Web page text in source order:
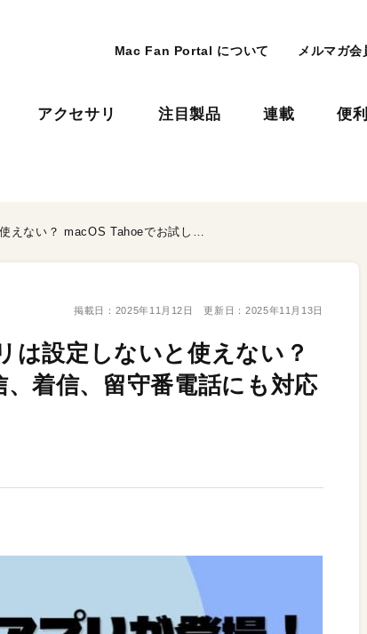
Mac Fan Portal について メルマガ会
アクセサリ 注目製品 連載 便
新登場・Macの「電話」アプリは設定しないと使えない？ macOS Tahoeでお試し！発信、着信、留守番電話にも対応するぞ
掲載日： 2025年11月12日 更新日： 2025年11月13日
は設定しないと使えない？
着信、留守番電話にも対応